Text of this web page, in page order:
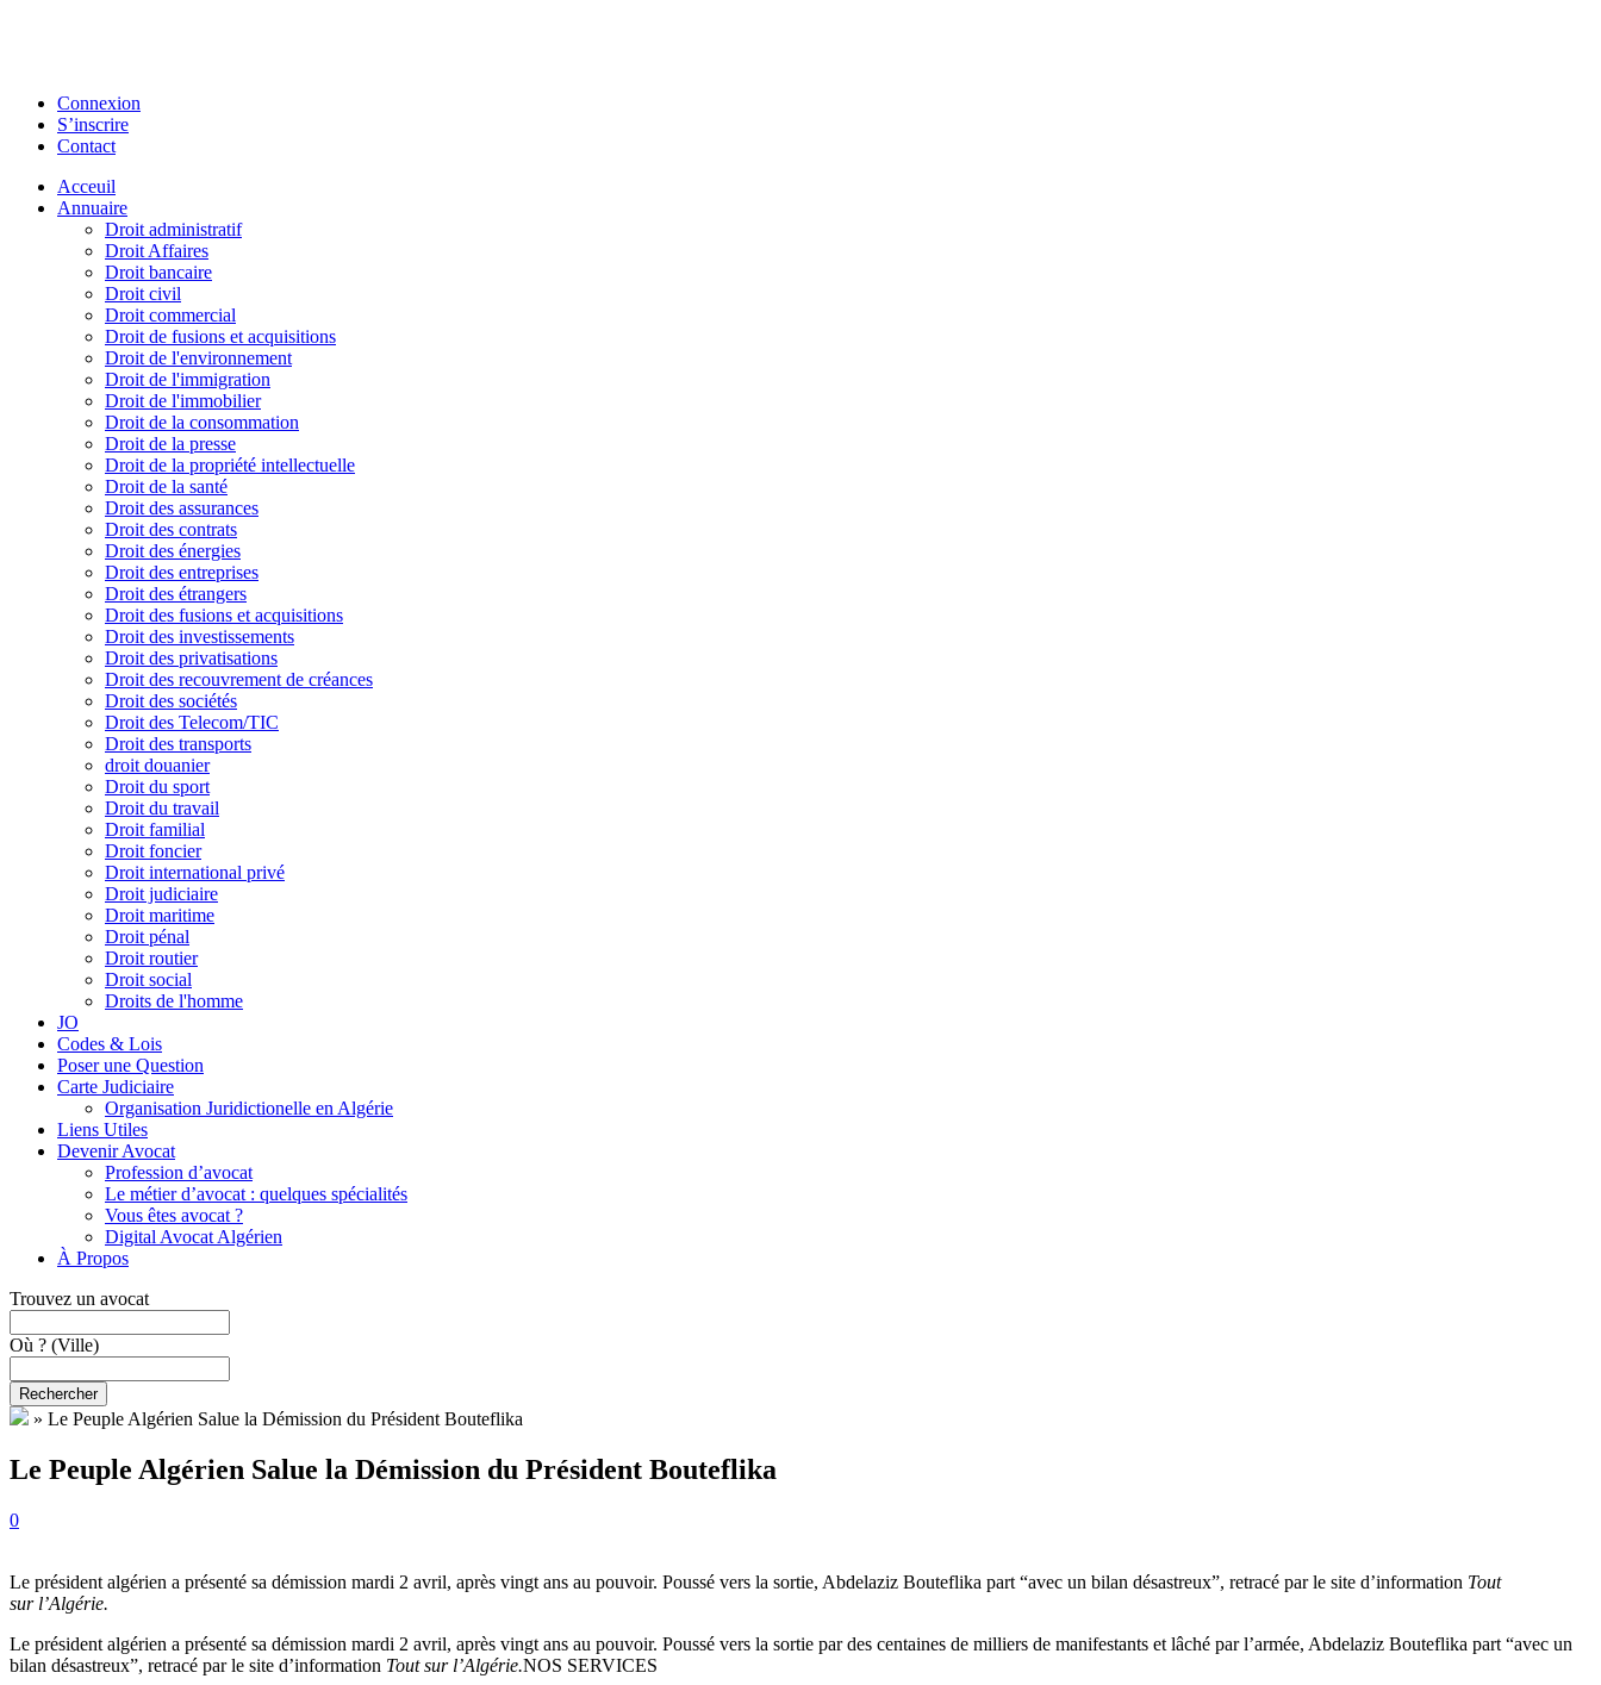
Connexion
S’inscrire
Contact
Acceuil
Annuaire
Droit administratif
Droit Affaires
Droit bancaire
Droit civil
Droit commercial
Droit de fusions et acquisitions
Droit de l'environnement
Droit de l'immigration
Droit de l'immobilier
Droit de la consommation
Droit de la presse
Droit de la propriété intellectuelle
Droit de la santé
Droit des assurances
Droit des contrats
Droit des énergies
Droit des entreprises
Droit des étrangers
Droit des fusions et acquisitions
Droit des investissements
Droit des privatisations
Droit des recouvrement de créances
Droit des sociétés
Droit des Telecom/TIC
Droit des transports
droit douanier
Droit du sport
Droit du travail
Droit familial
Droit foncier
Droit international privé
Droit judiciaire
Droit maritime
Droit pénal
Droit routier
Droit social
Droits de l'homme
JO
Codes & Lois
Poser une Question
Carte Judiciaire
Organisation Juridictionelle en Algérie
Liens Utiles
Devenir Avocat
Profession d’avocat
Le métier d’avocat : quelques spécialités
Vous êtes avocat ?
Digital Avocat Algérien
À Propos
Trouvez un avocat
Où ? (Ville)
Rechercher
» Le Peuple Algérien Salue la Démission du Président Bouteflika
Le Peuple Algérien Salue la Démission du Président Bouteflika
0
Le président algérien a présenté sa démission mardi 2 avril, après vingt ans au pouvoir. Poussé vers la sortie, Abdelaziz Bouteflika part “avec un bilan désastreux”, retracé par le site d’information Tout
sur l’Algérie.
Le président algérien a présenté sa démission mardi 2 avril, après vingt ans au pouvoir. Poussé vers la sortie par des centaines de milliers de manifestants et lâché par l’armée, Abdelaziz Bouteflika part “avec un
bilan désastreux”, retracé par le site d’information Tout sur l’Algérie.NOS SERVICES